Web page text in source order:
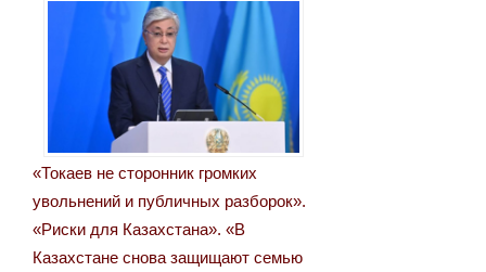
«Токаев не сторонник громких
увольнений и публичных разборок».
«Риски для Казахстана». «В
Казахстане снова защищают семью